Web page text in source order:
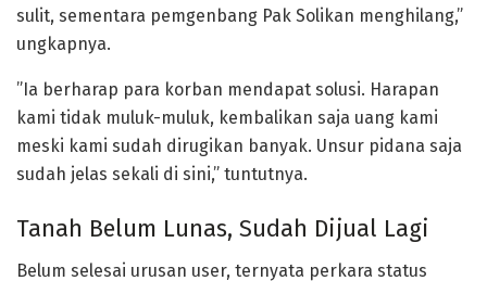
sulit, sementara pemgenbang Pak Solikan menghilang,”
ungkapnya.
”Ia berharap para korban mendapat solusi. Harapan
kami tidak muluk-muluk, kembalikan saja uang kami
meski kami sudah dirugikan banyak. Unsur pidana saja
sudah jelas sekali di sini,” tuntutnya.
Tanah Belum Lunas, Sudah Dijual Lagi
Belum selesai urusan user, ternyata perkara status